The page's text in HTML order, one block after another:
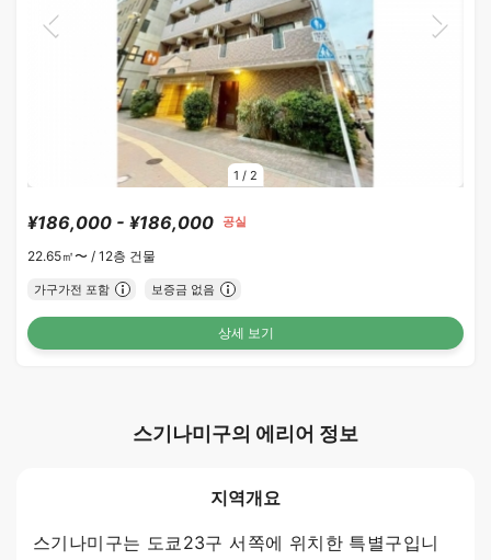
1 / 2
¥186,000 - ¥186,000 공실
22.65㎡〜 / 12층 건물
가구가전 포함 보증금 없음
상세 보기
스기나미구의 에리어 정보
지역개요
스기나미구는 도쿄23구 서쪽에 위치한 특별구입니